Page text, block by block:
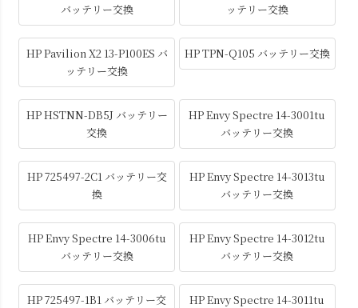
バッテリー交換
ッテリー交換
HP Pavilion X2 13-P100ES バ
ッテリー交換
HP TPN-Q105 バッテリー交換
HP HSTNN-DB5J バッテリー
交換
HP Envy Spectre 14-3001tu
バッテリー交換
HP 725497-2C1 バッテリー交
換
HP Envy Spectre 14-3013tu
バッテリー交換
HP Envy Spectre 14-3006tu
バッテリー交換
HP Envy Spectre 14-3012tu
バッテリー交換
HP 725497-1B1 バッテリー交
HP Envy Spectre 14-3011tu